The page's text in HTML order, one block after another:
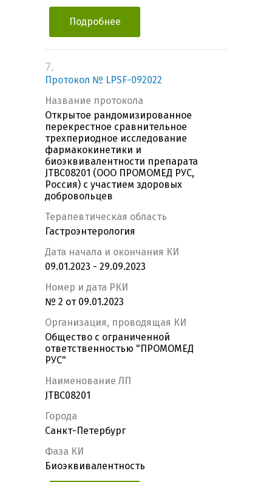
Подробнее
7.
Протокол № LPSF-092022
Название протокола
Открытое рандомизированное
перекрестное сравнительное
трехпериодное исследование
фармакокинетики и
биоэквивалентности препарата
JTBC08201 (ООО ПРОМОМЕД РУС,
Россия) с участием здоровых
добровольцев
Терапевтическая область
Гастроэнтерология
Дата начала и окончания КИ
09.01.2023 - 29.09.2023
Номер и дата РКИ
№ 2 от 09.01.2023
Организация, проводящая КИ
Общество с ограниченной
ответственностью "ПРОМОМЕД
РУС"
Наименование ЛП
JTBC08201
Города
Санкт-Петербург
Фаза КИ
Биоэквивалентность